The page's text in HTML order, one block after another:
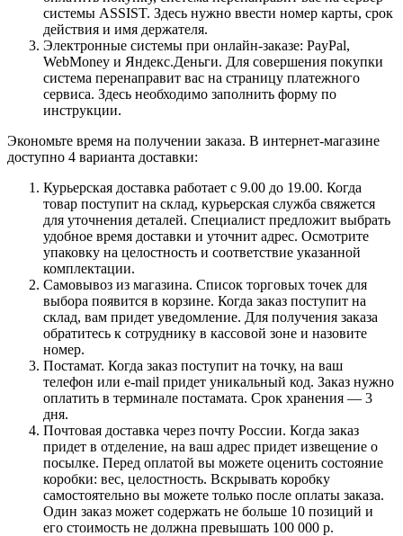
системы ASSIST. Здесь нужно ввести номер карты, срок
действия и имя держателя.
Электронные системы при онлайн-заказе: PayPal,
WebMoney и Яндекс.Деньги. Для совершения покупки
система перенаправит вас на страницу платежного
сервиса. Здесь необходимо заполнить форму по
инструкции.
Экономьте время на получении заказа. В интернет-магазине
доступно 4 варианта доставки:
Курьерская доставка работает с 9.00 до 19.00. Когда
товар поступит на склад, курьерская служба свяжется
для уточнения деталей. Специалист предложит выбрать
удобное время доставки и уточнит адрес. Осмотрите
упаковку на целостность и соответствие указанной
комплектации.
Самовывоз из магазина. Список торговых точек для
выбора появится в корзине. Когда заказ поступит на
склад, вам придет уведомление. Для получения заказа
обратитесь к сотруднику в кассовой зоне и назовите
номер.
Постамат. Когда заказ поступит на точку, на ваш
телефон или e-mail придет уникальный код. Заказ нужно
оплатить в терминале постамата. Срок хранения — 3
дня.
Почтовая доставка через почту России. Когда заказ
придет в отделение, на ваш адрес придет извещение о
посылке. Перед оплатой вы можете оценить состояние
коробки: вес, целостность. Вскрывать коробку
самостоятельно вы можете только после оплаты заказа.
Один заказ может содержать не больше 10 позиций и
его стоимость не должна превышать 100 000 р.